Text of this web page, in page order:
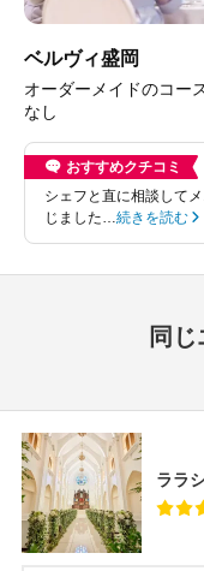
ベルヴィ盛岡
オーダーメイドのコー
なし
おすすめクチコミ
シェフと直に相談して
じました… 続きを読む
同
ララ